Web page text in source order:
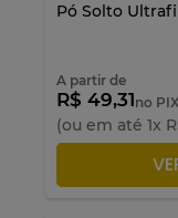
Pó Solto
A partir de
R$ 49,31no
(ou em até 1x